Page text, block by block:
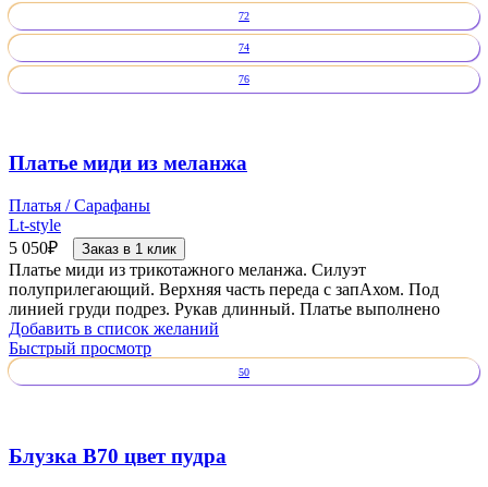
72
74
76
Платье миди из меланжа
Платья / Сарафаны
Lt-style
5 050₽ Заказ в 1 клик
Платье миди из трикотажного меланжа. Силуэт
полуприлегающий. Верхняя часть переда с запАхом. Под
линией груди подрез. Рукав длинный. Платье выполнено
Добавить в список желаний
Быстрый просмотр
50
Блузка В70 цвет пудра